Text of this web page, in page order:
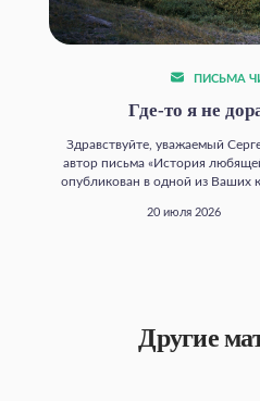
ПИСЬМА
Где‑то я не
Здравствуйте, уважаемый
автор письма «История
опубликован в одной из Ваших
20 июля 2026
Другие